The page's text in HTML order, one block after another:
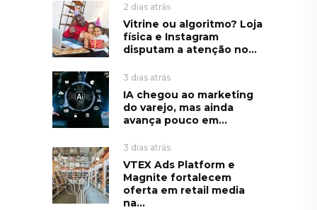
2 dias atrás
Vitrine ou algoritmo? Loja
física e Instagram
disputam a atenção no...
3 dias atrás
IA chegou ao marketing
do varejo, mas ainda
avança pouco em...
3 dias atrás
VTEX Ads Platform e
Magnite fortalecem
oferta em retail media
na...